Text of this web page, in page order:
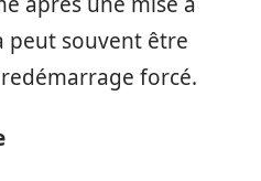
peut souvent être
forcé.